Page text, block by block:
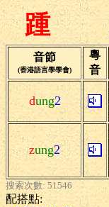
踵
音節
(香港語言學學會)
粵
音
dung2
zung2
搜索次數: 51546
配搭點: